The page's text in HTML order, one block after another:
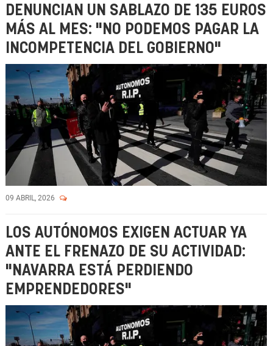
DENUNCIAN UN SABLAZO DE 135 EUROS
MÁS AL MES: "NO PODEMOS PAGAR LA
INCOMPETENCIA DEL GOBIERNO"
09 ABRIL, 2026
LOS AUTÓNOMOS EXIGEN ACTUAR YA
ANTE EL FRENAZO DE SU ACTIVIDAD:
"NAVARRA ESTÁ PERDIENDO
EMPRENDEDORES"